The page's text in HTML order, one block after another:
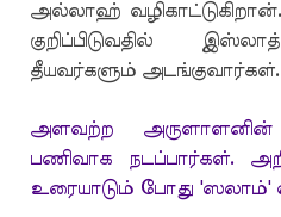
அல்லாஹ்
குறிப்பிடுவதில்
தீயவர்களும் அடங்குவார்கள்.
அளவற்ற அருளாளனின்
பணிவாக நடப்பார்கள்.
உரையாடும் போது 'ஸலாம்'